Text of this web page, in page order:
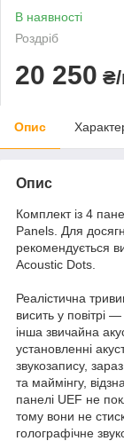
В наявності
Роздріб
20 250 ₴/
Опис
Опис
Комплект із 4
Panels. Для
рекомендується
Acoustic Dots.
Реалістична
висить у повітрі
інша звичайна
установленні
звукозапису,
та маймінгу,
панелі UEF не
тому вони не
голографічне